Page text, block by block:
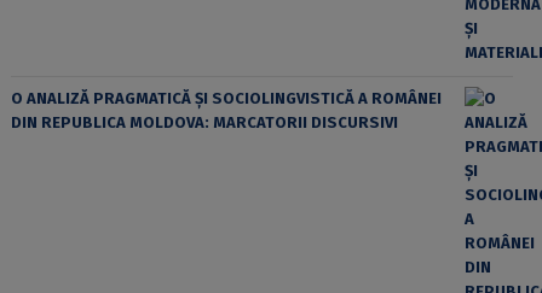
O ANALIZĂ PRAGMATICĂ ȘI SOCIOLINGVISTICĂ A ROMÂNEI
DIN REPUBLICA MOLDOVA: MARCATORII DISCURSIVI